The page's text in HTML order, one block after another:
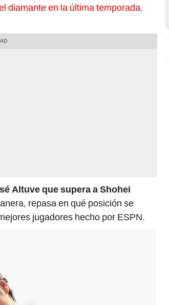
diamante en la última temporada.
Altuve que supera a Shohei
repasa en qué posición se
jugadores hecho por ESPN.